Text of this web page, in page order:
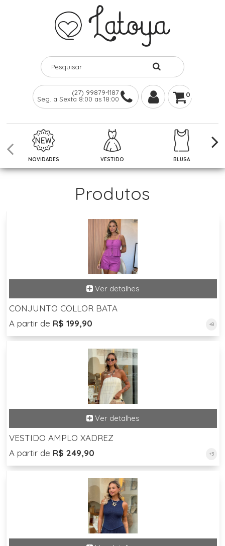
(27) 99879-1187
Seg. a Sexta 8:00 as 18:00
0
NOVIDADES VESTIDO BLUSA
Produtos
CONJUNTO COLLOR BATA
A partir de R$ 199,90 +8
VESTIDO AMPLO XADREZ
A partir de R$ 249,90 +3